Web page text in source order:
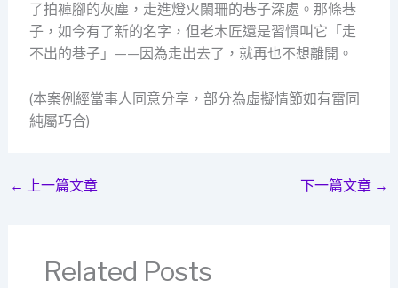
了拍褲腳的灰塵，走進燈火闌珊的巷子深處。那條巷
子，如今有了新的名字，但老木匠還是習慣叫它「走
不出的巷子」——因為走出去了，就再也不想離開。
(本案例經當事人同意分享，部分為虛擬情節如有雷同
純屬巧合)
← 上一篇文章 下一篇文章 →
Related Posts